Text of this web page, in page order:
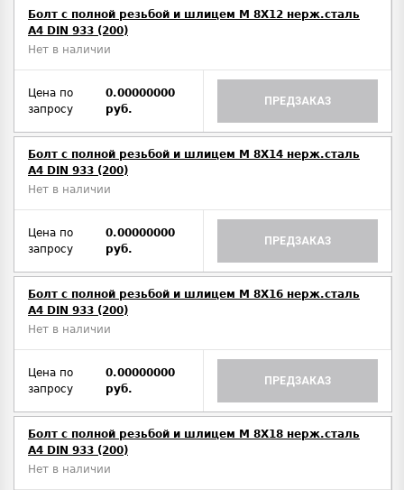
Болт с полной резьбой и шлицем M 8Х12 нерж.сталь
A4 DIN 933 (200)
Нет в наличии
Цена по
запросу
0.00000000
руб.
ПРЕДЗАКАЗ
Болт с полной резьбой и шлицем M 8Х14 нерж.сталь
A4 DIN 933 (200)
Нет в наличии
Цена по
запросу
0.00000000
руб.
ПРЕДЗАКАЗ
Болт с полной резьбой и шлицем M 8Х16 нерж.сталь
A4 DIN 933 (200)
Нет в наличии
Цена по
запросу
0.00000000
руб.
ПРЕДЗАКАЗ
Болт с полной резьбой и шлицем M 8Х18 нерж.сталь
A4 DIN 933 (200)
Нет в наличии